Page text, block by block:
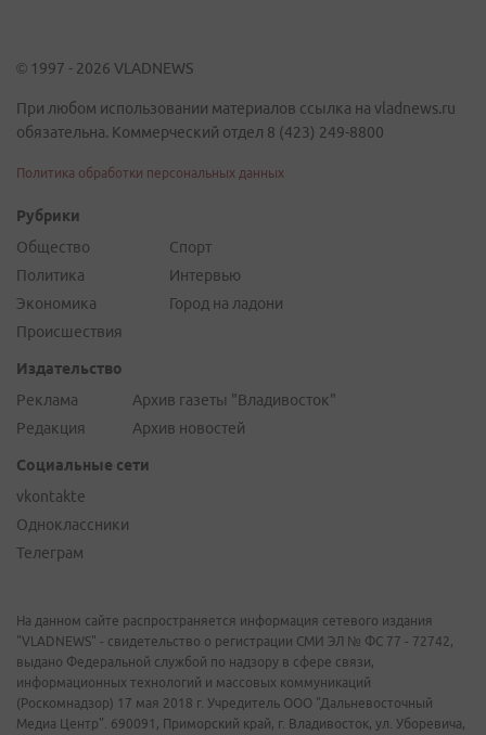
© 1997 - 2026 VLADNEWS
При любом использовании материалов ссылка на vladnews.ru
обязательна. Коммерческий отдел 8 (423) 249-8800
Политика обработки персональных данных
Рубрики
Общество
Политика
Экономика
Происшествия
Спорт
Интервью
Город на ладони
Издательство
Реклама
Редакция
Архив газеты "Владивосток"
Архив новостей
Социальные сети
vkontakte
Одноклассники
Телеграм
На данном сайте распространяется информация сетевого издания
"VLADNEWS" - свидетельство о регистрации СМИ ЭЛ № ФС 77 - 72742,
выдано Федеральной службой по надзору в сфере связи,
информационных технологий и массовых коммуникаций
(Роскомнадзор) 17 мая 2018 г. Учредитель ООО "Дальневосточный
Медиа Центр". 690091, Приморский край, г. Владивосток, ул. Уборевича,